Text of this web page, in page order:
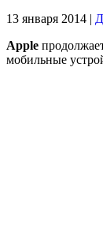
13 января 2014 |
Apple
мобильные